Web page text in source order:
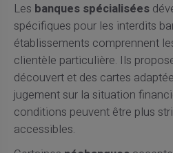
Les banques spécialisées
spécifiques pour les interdits
établissements comprennent
clientèle particulière. Ils
découvert et des cartes
jugement sur la situation
conditions peuvent être plus
accessibles.